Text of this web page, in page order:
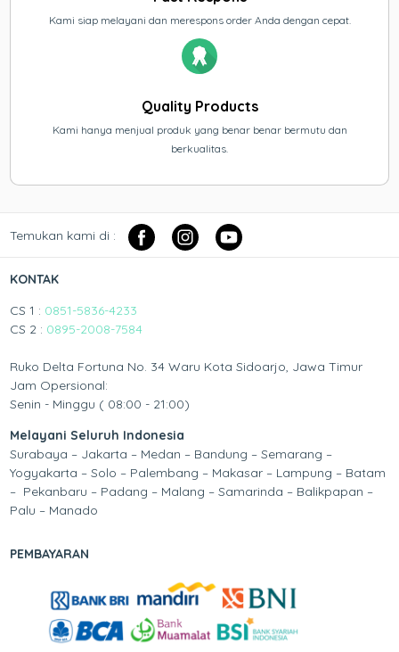
Kami siap melayani dan merespons order Anda dengan cepat.
Quality Products
Kami hanya menjual produk yang benar benar bermutu dan
berkualitas.
Temukan kami di :
KONTAK
CS 1 : 0851-5836-4233
CS 2 : 0895-2008-7584
Ruko Delta Fortuna No. 34 Waru Kota Sidoarjo, Jawa Timur
Jam Opersional:
Senin - Minggu ( 08:00 - 21:00)
Melayani Seluruh Indonesia
Surabaya – Jakarta – Medan – Bandung – Semarang –
Yogyakarta – Solo – Palembang – Makasar – Lampung – Batam
– Pekanbaru – Padang – Malang – Samarinda – Balikpapan –
Palu – Manado
PEMBAYARAN